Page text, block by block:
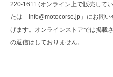
220-1611 (オンライン上で販売して
たは「info@motocorse.jp」にお問
げます。オンラインストアでは掲載
の返信はしておりません。